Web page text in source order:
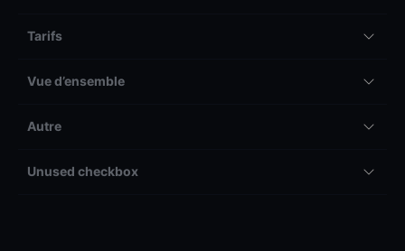
Tarifs
Vue d’ensemble
Autre
Unused checkbox